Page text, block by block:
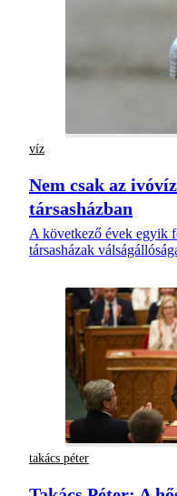
víz
Nem csak az
társasházban
A következő évek egyik
társasházak
takács péter